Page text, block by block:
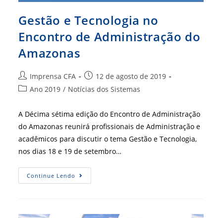
Gestão e Tecnologia no
Encontro de Administração do
Amazonas
Autor
do
Imprensa CFA
Post
publicado:
12 de agosto de 2019
Categoria
post:
Ano 2019 / Notícias dos Sistemas
A Décima sétima edição do Encontro de Administração
do Amazonas reunirá profissionais de Administração e
acadêmicos para discutir o tema Gestão e Tecnologia,
nos dias 18 e 19 de setembro…
Continue Lendo Gestão
E